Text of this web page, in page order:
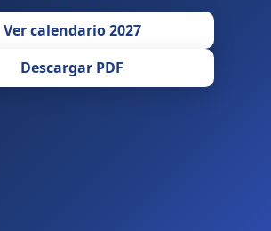
Ver calendario 2027
Descargar PDF